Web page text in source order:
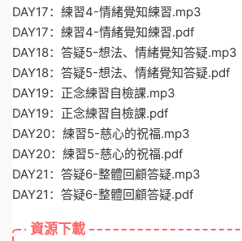
DAY17：練習4-情緒覺知練習.mp3
DAY17：練習4-情緒覺知練習.pdf
DAY18：答疑5-想法、情緒覺知答疑.mp3
DAY18：答疑5-想法、情緒覺知答疑.pdf
DAY19：正念練習自檢課.mp3
DAY19：正念練習自檢課.pdf
DAY20：練習5-慈心的祝福.mp3
DAY20：練習5-慈心的祝福.pdf
DAY21：答疑6-整體回顧答疑.mp3
DAY21：答疑6-整體回顧答疑.pdf
資源下載